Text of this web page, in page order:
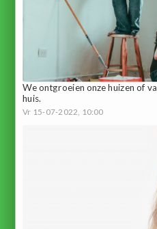
We ontgroeien onze huizen of
huis.
Vr 15-07-2022, 10:00